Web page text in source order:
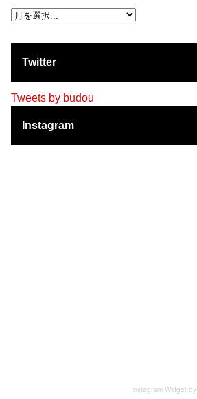
Twitter
Tweets by budou
Instagram
Instagram Widget by